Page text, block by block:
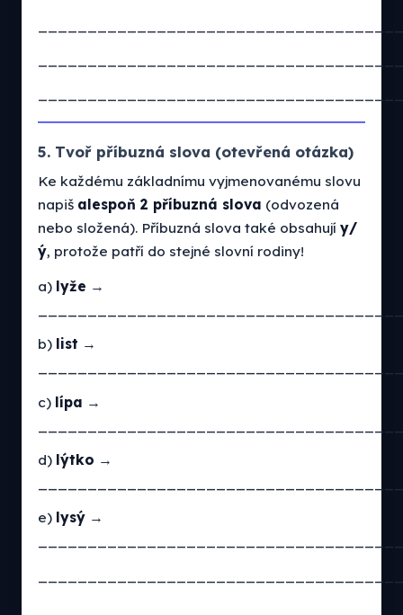
5. Tvoř příbuzná slova (otevřená otázka)
Ke každému základnímu vyjmenovanému slovu
napiš alespoň 2 příbuzná slova (odvozená
nebo složená). Příbuzná slova také obsahují y/
ý, protože patří do stejné slovní rodiny!
a) lyže →
b) list →
c) lípa →
d) lýtko →
e) lysý →